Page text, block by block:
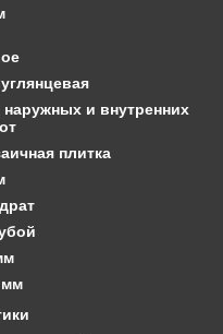
наружных и внутренних
плитка
мм